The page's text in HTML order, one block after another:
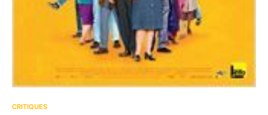
CRITIQUES